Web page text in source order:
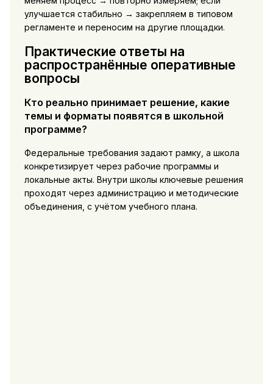
улучшается стабильно → закрепляем в типовом
регламенте и переносим на другие площадки.
Практические ответы на
распространённые оперативные
вопросы
Кто реально принимает решение, какие
темы и форматы появятся в школьной
программе?
Федеральные требования задают рамку, а школа
конкретизирует через рабочие программы и
локальные акты. Внутри школы ключевые решения
проходят через администрацию и методические
объединения, с учётом учебного плана.